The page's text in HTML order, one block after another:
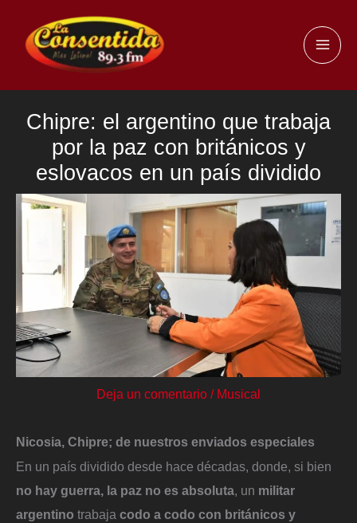
contenido
Chipre: el argentino que trabaja
por la paz con británicos y
eslovacos en un país dividido
Deja un comentario / Musical
Nicosia, Chipre; de nuestros enviados especiales
En un país dividido desde hace décadas, donde, si bien
no hay guerra, la paz no es absoluta, un militar
argentino trabaja codo a codo con británicos y